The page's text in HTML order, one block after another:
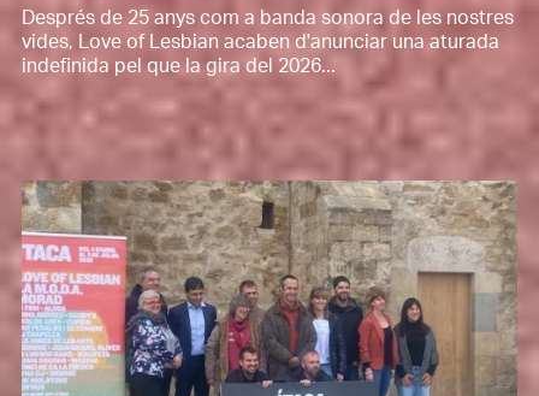
Després de 25 anys com a banda sonora de les nostres
vides, Love of Lesbian acaben d'anunciar una aturada
indefinida pel que la gira del 2026...